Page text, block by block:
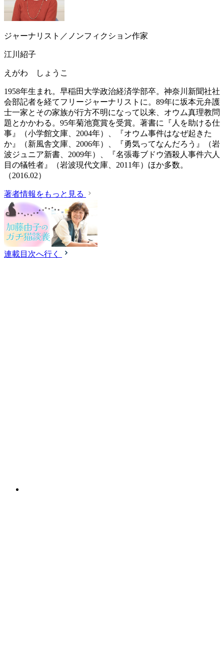
ジャーナリスト／ノンフィクション作家
江川紹子
えがわ しょうこ
1958年生まれ。早稲田大学政治経済学部卒。神奈川新聞社社
会部記者を経てフリージャーナリストに。89年に坂本元弁護
士一家とその家族が行方不明になって以来、オウム真理教問
題とかかわる。95年菊池寛賞を受賞。著書に『人を助ける仕
事』（小学館文庫、2004年）、『オウム事件はなぜ起きた
か』（新風舎文庫、2006年）、『勇気ってなんだろう』（岩
波ジュニア新書、2009年）、『名張毒ブドウ酒殺人事件六人
目の犠牲者』（岩波現代文庫、2011年）ほか多数。
（2016.02）
著者情報をもっと見る
連載目次へ行く